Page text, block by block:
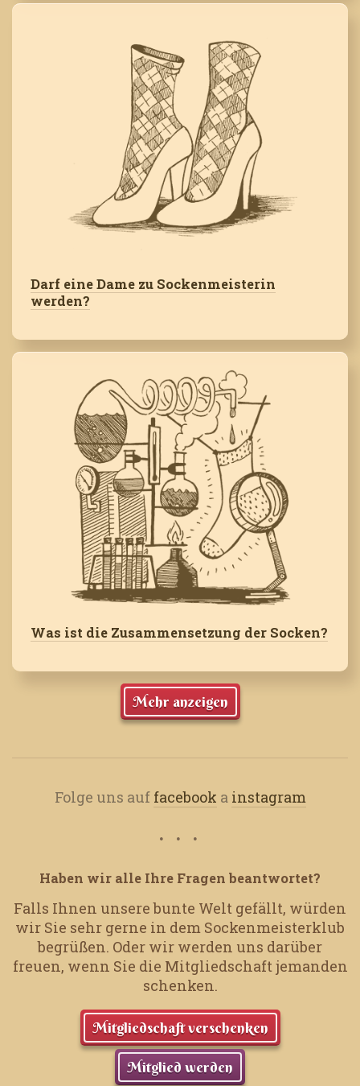
Darf eine Dame zu Sockenmeisterin
werden?
Was ist die Zusammensetzung der Socken?
Mehr anzeigen
Folge uns auf facebook a instagram
Haben wir alle Ihre Fragen beantwortet?
Falls Ihnen unsere bunte Welt gefällt, würden
wir Sie sehr gerne in dem Sockenmeisterklub
begrüßen. Oder wir werden uns darüber
freuen, wenn Sie die Mitgliedschaft jemanden
schenken.
Mitgliedschaft verschenken
Mitglied werden